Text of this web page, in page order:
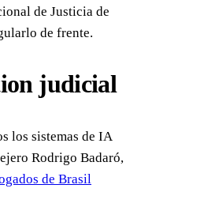
de Justicia de
de frente.
judicial
los sistemas de IA
Rodrigo Badaró,
de Brasil